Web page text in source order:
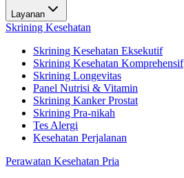
Layanan
Skrining Kesehatan
Skrining Kesehatan Eksekutif
Skrining Kesehatan Komprehensif
Skrining Longevitas
Panel Nutrisi & Vitamin
Skrining Kanker Prostat
Skrining Pra-nikah
Tes Alergi
Kesehatan Perjalanan
Perawatan Kesehatan Pria